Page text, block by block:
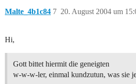
Malte_4b1c84 20. August 2004 um
7
Hi,
Gott bittet hiermit die geneigten
w-w-w-ler, einmal kundzutun, was sie